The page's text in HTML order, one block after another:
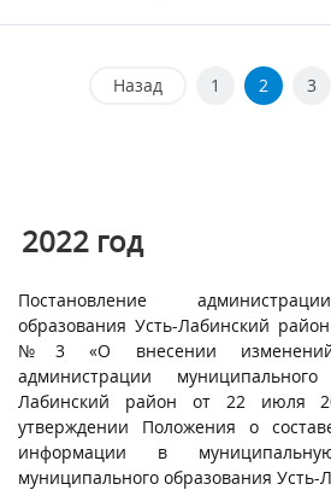
Назад 1 2 3
2022 год
Постановление
образования Усть-Лабинский
№3 «О внесении изменений
администрации
Лабинский район от 22
утверждении Положения о
информации в
муниципального образования Усть-